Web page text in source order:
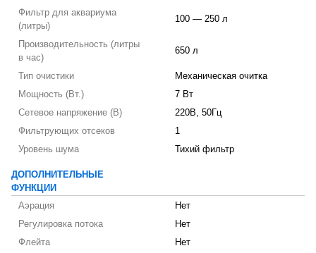
Фильтр для аквариума
(литры)
100 — 250 л
Производительность (литры
в час)
650 л
Тип очистики
Механическая очитка
Мощность (Вт.)
7 Вт
Сетевое напряжение (В)
220В, 50Гц
Фильтрующих отсеков
1
Уровень шума
Тихий фильтр
ДОПОЛНИТЕЛЬНЫЕ
ФУНКЦИИ
Аэрация
Нет
Регулировка потока
Нет
Флейта
Нет